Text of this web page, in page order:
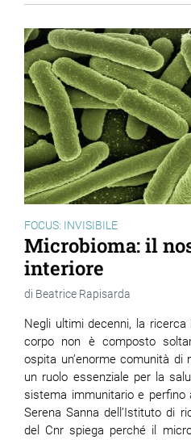
FOCUS: INVISIBILE
Microbioma: il
interiore
Beatrice Rapisarda
Negli ultimi decenni, la
corpo non è composto
ospita un’enorme comunità di
un ruolo essenziale per la
sistema immunitario e perfino
Serena Sanna dell’Istituto di
del Cnr spiega perché il